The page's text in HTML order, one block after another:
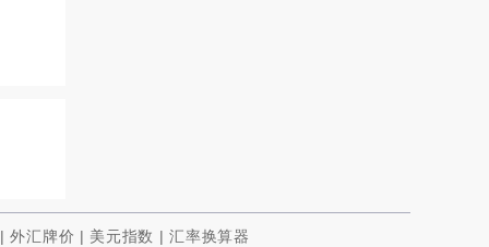
|外汇牌价 | 美元指数 |汇率换算器